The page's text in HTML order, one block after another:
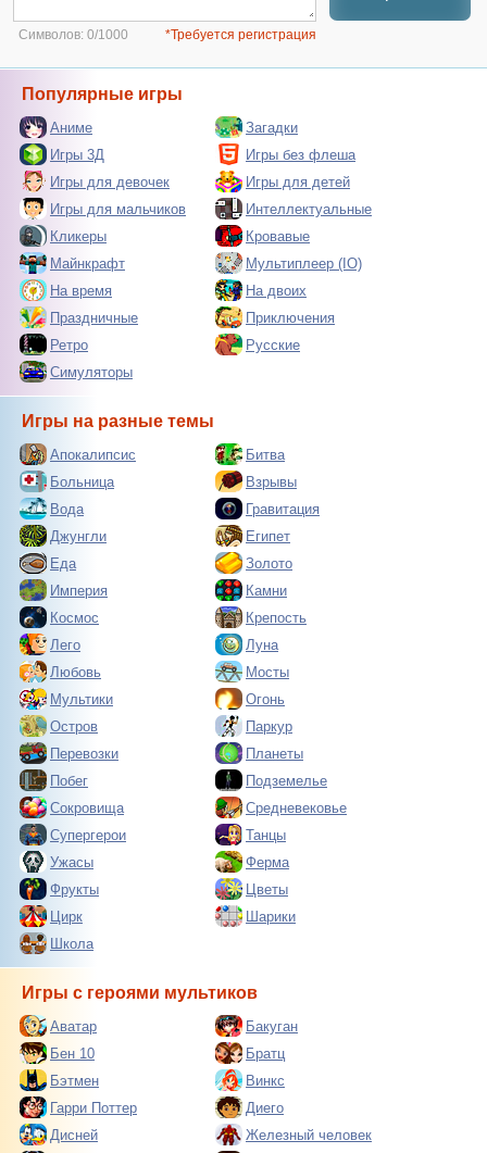
Символов: 0/1000 *Требуется регистрация
Популярные игры
Аниме
Загадки
Игры 3Д
Игры без флеша
Игры для девочек
Игры для детей
Игры для мальчиков
Интеллектуальные
Кликеры
Кровавые
Майнкрафт
Мультиплеер (IO)
На время
На двоих
Праздничные
Приключения
Ретро
Русские
Симуляторы
Игры на разные темы
Апокалипсис
Битва
Больница
Взрывы
Вода
Гравитация
Джунгли
Египет
Еда
Золото
Империя
Камни
Космос
Крепость
Лего
Луна
Любовь
Мосты
Мультики
Огонь
Остров
Паркур
Перевозки
Планеты
Побег
Подземелье
Сокровища
Средневековье
Супергерои
Танцы
Ужасы
Ферма
Фрукты
Цветы
Цирк
Шарики
Школа
Игры с героями мультиков
Аватар
Бакуган
Бен 10
Братц
Бэтмен
Винкс
Гарри Поттер
Диего
Дисней
Железный человек